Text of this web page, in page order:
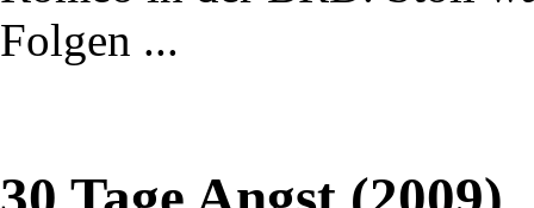
Folgen ...